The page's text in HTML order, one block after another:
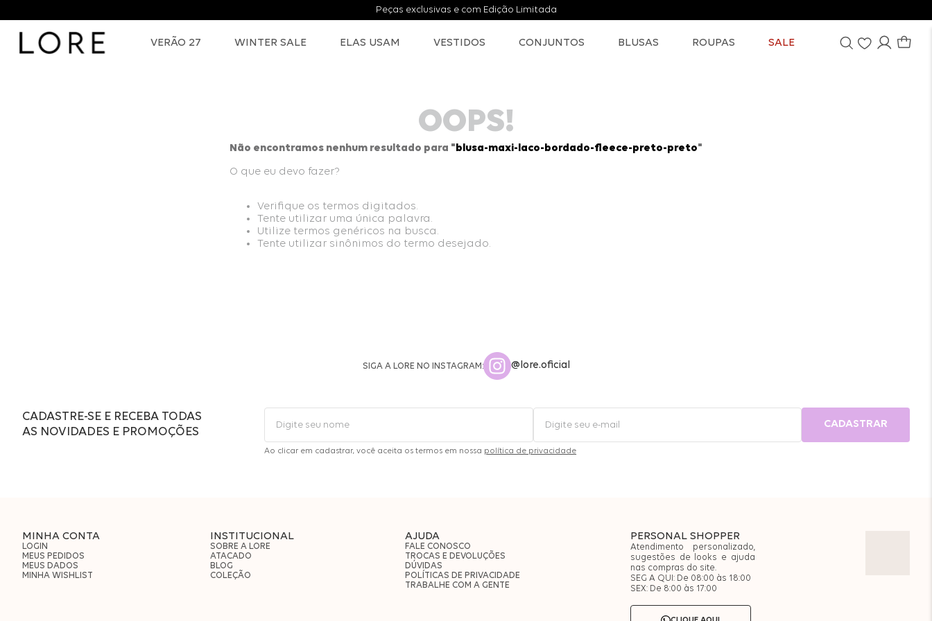
Peças exclusivas e com Edição Limitada
VERÃO 27 WINTER SALE ELAS USAM VESTIDOS CONJUNTOS BLUSAS ROUPAS SALE
OOPS!
Não encontramos nenhum resultado para " blusa-maxi-laco-bordado-fleece-preto-preto"
O que eu devo fazer?
Verifique os termos digitados.
Tente utilizar uma única palavra.
Utilize termos genéricos na busca.
Tente utilizar sinônimos do termo desejado.
SIGA A LORE NO INSTAGRAM: @lore.oficial
CADASTRE-SE E RECEBA TODAS
AS NOVIDADES E PROMOÇÕES
CADASTRAR
Ao clicar em cadastrar, você aceita os termos em nossa política de privacidade
MINHA CONTA
LOGIN
MEUS PEDIDOS
MEUS DADOS
MINHA WISHLIST
INSTITUCIONAL
SOBRE A LORE
ATACADO
BLOG
COLEÇÃO
AJUDA
FALE CONOSCO
TROCAS E DEVOLUÇÕES
DÚVIDAS
POLÍTICAS DE PRIVACIDADE
TRABALHE COM A GENTE
PERSONAL SHOPPER
Atendimento personalizado,
sugestões de looks e ajuda
nas compras do site.
SEG A QUI: De 08:00 às 18:00
SEX: De 8:00 às 17:00